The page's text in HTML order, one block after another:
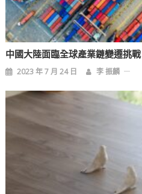
中國大陸面臨全球產業鏈變遷挑戰
2023 年 7 月 24 日 李 振麟